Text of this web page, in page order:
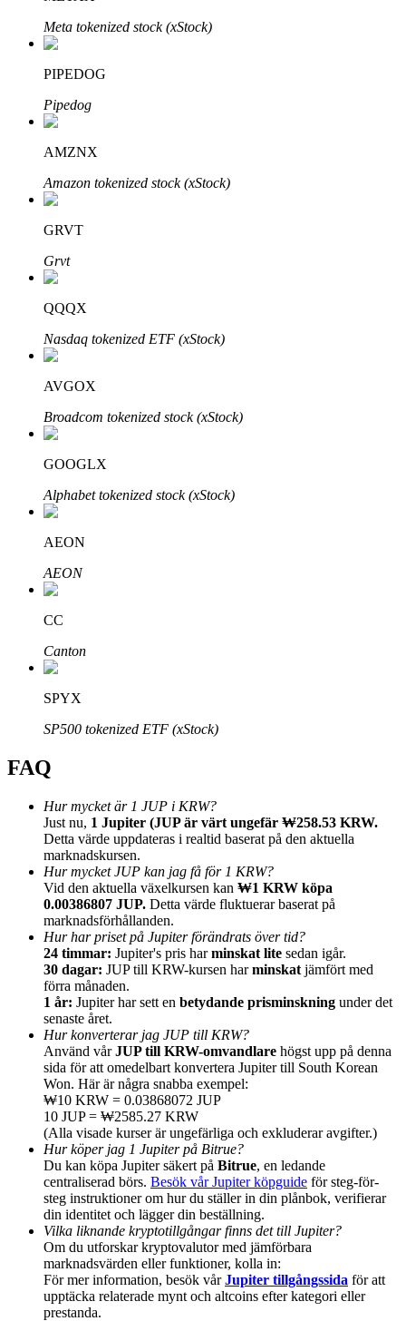
Auto Invest
Ta långsiktig vinst och flexibla intressen
Bitrue
Bitrue Partners
Bitrue Affiliates
Upp till 65% provision!
Hänvisning
Bjud in en vän för att få kontantbelöningar
BTC Welcome Rewards
BTC Welcome Rewards
Deposit & Trade BTC to Share 25000 USDT prize pool!
Deposit CASHCAT & Win
Meta tokenized stock (xStock)
PIPEDOG
Pipedog
AMZNX
Amazon tokenized stock (xStock)
GRVT
Grvt
QQQX
Nasdaq tokenized ETF (xStock)
AVGOX
Broadcom tokenized stock (xStock)
GOOGLX
Alphabet tokenized stock (xStock)
AEON
AEON
CC
Canton
SPYX
SP500 tokenized ETF (xStock)
FAQ
Hur mycket är 1 JUP i KRW?
Just nu, 1 Jupiter (JUP är värt ungefär ₩258.53 KRW.
Detta värde uppdateras i realtid baserat på den aktuella
marknadskursen.
Hur mycket JUP kan jag få för 1 KRW?
Vid den aktuella växelkursen kan ₩1 KRW köpa
0.00386807 JUP. Detta värde fluktuerar baserat på
marknadsförhållanden.
Hur har priset på Jupiter förändrats över tid?
24 timmar: Jupiter's pris harminskat lite sedan igår.
30 dagar: JUP till KRW-kursen harminskat jämfört med
förra månaden.
1 år: Jupiter har sett en betydande prisminskning under det
senaste året.
Hur konverterar jag JUP till KRW?
Använd vårJUP till KRW-omvandlare högst upp på denna
sida för att omedelbart konvertera Jupiter till South Korean
Won. Här är några snabba exempel:
₩10 KRW = 0.03868072 JUP
10 JUP = ₩2585.27 KRW
(Alla visade kurser är ungefärliga och exkluderar avgifter.)
Hur köper jag 1 Jupiter på Bitrue?
Du kan köpa Jupiter säkert på Bitrue, en ledande
centraliserad börs. Besök vår Jupiter köpguide för steg-för-
steg instruktioner om hur du ställer in din plånbok, verifierar
din identitet och lägger din beställning.
Vilka liknande kryptotillgångar finns det till Jupiter?
Om du utforskar kryptovalutor med jämförbara
marknadsvärden eller funktioner, kolla in:
För mer information, besök vårJupiter tillgångssida för att
upptäcka relaterade mynt och altcoins efter kategori eller
prestanda.